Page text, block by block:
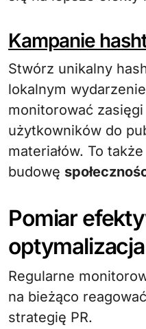
Kampanie
Stwórz unikalny
lokalnym
monitorować
użytkowników do
materiałów. To
budowę
Pomiar
optymalizacja
Regularne
na bieżąco
strategię PR.